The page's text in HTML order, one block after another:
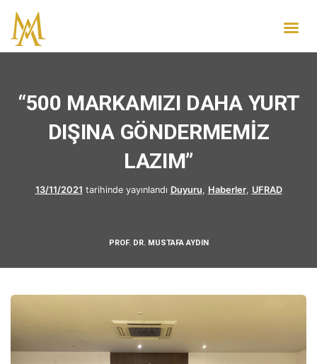
“500 MARKAMIZI DAHA YURT
DIŞINA GÖNDERMEMİZ
LAZIM”
13/11/2021 tarihinde yayınlandı Duyuru, Haberler, UFRAD
PROF. DR. MUSTAFA AYDIN